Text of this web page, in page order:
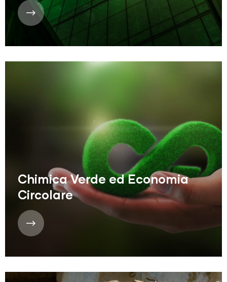
Chimica Verde ed Economia
Circolare